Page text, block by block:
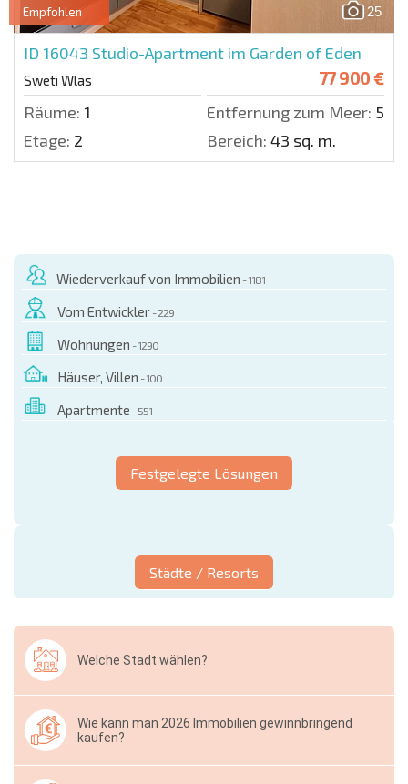
25
Empfohlen
ID 16043 Studio-Apartment im Garden of Eden
Sweti Wlas 77 900 €
Räume: 1 Entfernung zum Meer: 50
Etage: 2 Bereich: 43 sq. m.
Wiederverkauf von Immobilien - 1181
Vom Entwickler - 229
Wohnungen - 1290
Häuser, Villen - 100
Apartmente - 551
Festgelegte Lösungen
Städte / Resorts
Welche Stadt wählen?
Wie kann man 2026 Immobilien gewinnbringend
kaufen?